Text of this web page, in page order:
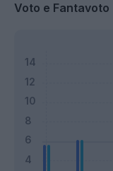
Voto e Fantavoto